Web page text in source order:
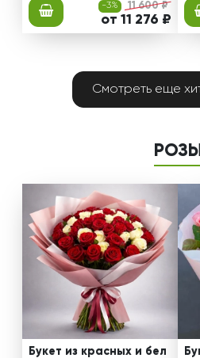
-3% 11 600 ₽
от 11 276 ₽
Смотреть еще
РОЗЫ
Букет из красных и бел